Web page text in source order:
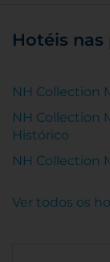
Hotéis
NH Collection
NH Collection
Histórico
NH Collection
Ver todos os